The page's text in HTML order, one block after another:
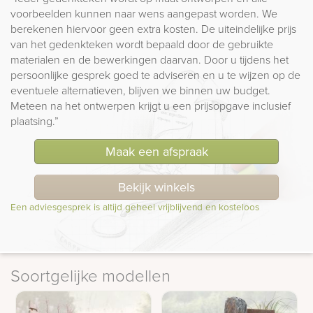
voorbeelden kunnen naar wens aangepast worden. We
berekenen hiervoor geen extra kosten. De uiteindelijke prijs
van het gedenkteken wordt bepaald door de gebruikte
materialen en de bewerkingen daarvan. Door u tijdens het
persoonlijke gesprek goed te adviseren en u te wijzen op de
eventuele alternatieven, blijven we binnen uw budget.
Meteen na het ontwerpen krijgt u een prijsopgave inclusief
plaatsing.”
Maak een afspraak
Bekijk winkels
Een adviesgesprek is altijd geheel vrijblijvend en kosteloos
Soortgelijke modellen